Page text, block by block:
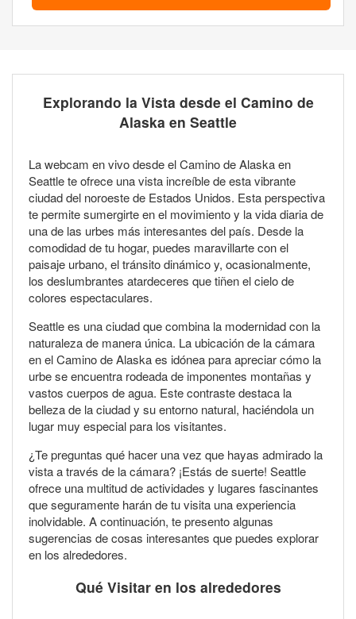
Explorando la Vista desde el Camino de
Alaska en Seattle
La webcam en vivo desde el Camino de Alaska en
Seattle te ofrece una vista increíble de esta vibrante
ciudad del noroeste de Estados Unidos. Esta perspectiva
te permite sumergirte en el movimiento y la vida diaria de
una de las urbes más interesantes del país. Desde la
comodidad de tu hogar, puedes maravillarte con el
paisaje urbano, el tránsito dinámico y, ocasionalmente,
los deslumbrantes atardeceres que tiñen el cielo de
colores espectaculares.
Seattle es una ciudad que combina la modernidad con la
naturaleza de manera única. La ubicación de la cámara
en el Camino de Alaska es idónea para apreciar cómo la
urbe se encuentra rodeada de imponentes montañas y
vastos cuerpos de agua. Este contraste destaca la
belleza de la ciudad y su entorno natural, haciéndola un
lugar muy especial para los visitantes.
¿Te preguntas qué hacer una vez que hayas admirado la
vista a través de la cámara? ¡Estás de suerte! Seattle
ofrece una multitud de actividades y lugares fascinantes
que seguramente harán de tu visita una experiencia
inolvidable. A continuación, te presento algunas
sugerencias de cosas interesantes que puedes explorar
en los alrededores.
Qué Visitar en los alrededores